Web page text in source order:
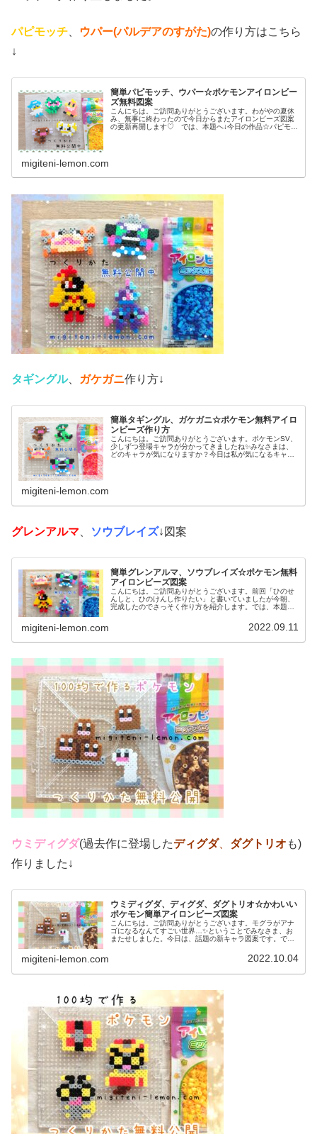
パピモッチ ウパー(パルデアのすがた)の作り方はこちら
↓
簡単パピモッチ、ウパー☆ポケモンアイロンビー
ズ無料図案
こんにちは。ご訪問ありがとうございます。わがやの夏休
み、無事に終わったので今日からまたアイロンビーズ図案
の更新再開します♡ では、本題へ↓今日の作品☆パピモッ
migiteni-lemon.com
タギングル、 ガケガニ作り方↓
簡単タギングル、ガケガニ☆ポケモン無料アイロ
ンビーズ作り方
こんにちは。ご訪問ありがとうございます。ポケモンSV、
少しずつ登場キャラが分かってきましたね✨みなさまは、
どのキャラが気になりますか？今日は私が気になるキャラ
migiteni-lemon.com
グレンアルマ ソウブレイズ↓図案
簡単グレンアルマ、ソウブレイズ☆ポケモン無料
アイロンビーズ図案
こんにちは。ご訪問ありがとうございます。前回「ひのせ
んしと、ひのけんし作りたい」と書いていましたが今朝、
完成したのでさっそく作り方を紹介します。では、本題へ↓
migiteni-lemon.com 2022.09.11
ウミディグダ(過去作に登場したディグダ、 ダグトリオ も)
作りました↓
ウミディグダ、ディグダ、ダグトリオ☆かわいい
ポケモン簡単アイロンビーズ図案
こんにちは。ご訪問ありがとうございます。モグラがアナ
ゴになるなんてすごい世界…✨ということでみなさま、お
またせしました。今日は、話題の新キャラ図案です。で
migiteni-lemon.com 2022.10.04